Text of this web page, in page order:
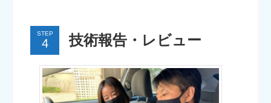
STEP 技術報告・レビュー